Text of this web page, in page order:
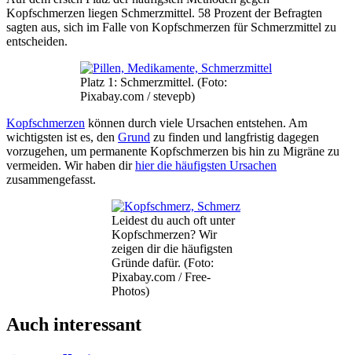
Kopfschmerzen liegen Schmerzmittel. 58 Prozent der Befragten
sagten aus, sich im Falle von Kopfschmerzen für Schmerzmittel zu
entscheiden.
Platz 1: Schmerzmittel. (Foto:
Pixabay.com / stevepb)
Kopfschmerzen können durch viele Ursachen entstehen. Am
wichtigsten ist es, den Grund zu finden und langfristig dagegen
vorzugehen, um permanente Kopfschmerzen bis hin zu Migräne zu
vermeiden. Wir haben dirhier die häufigsten Ursachen
zusammengefasst.
Leidest du auch oft unter
Kopfschmerzen? Wir
zeigen dir die häufigsten
Gründe dafür. (Foto:
Pixabay.com / Free-
Photos)
Auch interessant